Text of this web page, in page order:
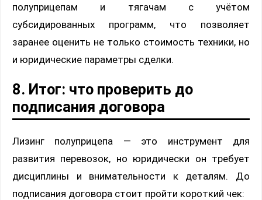
полуприцепам и тягачам с учётом
субсидированных программ, что позволяет
заранее оценить не только стоимость техники, но
и юридические параметры сделки.
8. Итог: что проверить до
подписания договора
Лизинг полуприцепа — это инструмент для
развития перевозок, но юридически он требует
дисциплины и внимательности к деталям. До
подписания договора стоит пройти короткий чек: